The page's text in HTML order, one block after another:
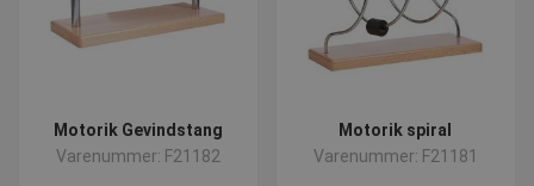
Motorik Gevindstang
Varenummer: F21182
Motorik spiral
Varenummer: F21181